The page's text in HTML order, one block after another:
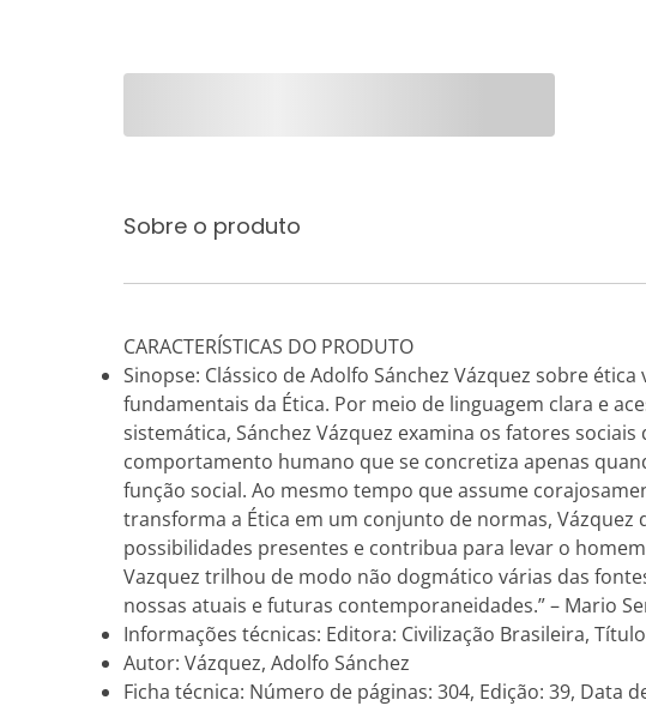
Sobre o produto
CARACTERÍSTICAS DO PRODUTO
Sinopse: Clássico de Adolfo Sánchez Vázquez sobre
fundamentais da Ética. Por meio de linguagem clara e
sistemática, Sánchez Vázquez examina os fatores
comportamento humano que se concretiza apenas
função social. Ao mesmo tempo que assume
transforma a Ética em um conjunto de normas,
possibilidades presentes e contribua para levar o
Vazquez trilhou de modo não dogmático várias das
nossas atuais e futuras contemporaneidades.” – Mario
Informações técnicas: Editora: Civilização Brasileira,
Autor: Vázquez, Adolfo Sánchez
Ficha técnica: Número de páginas: 304, Edição: 39, Data